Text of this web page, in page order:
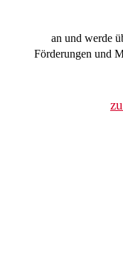
an und werde
Förderungen und